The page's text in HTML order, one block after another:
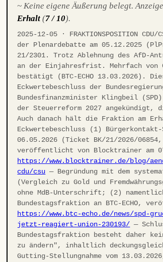
~ Keine eigene Äußerung belegt.
Erhalt (7 / 10).
2025-12-05 · FRAKTIONSPOSITION
der Plenardebatte am 05.12.2025
21/2301. Trotz Ablehnung des AfD-
an der Einjahresfrist. Mehrfach von
bestätigt (BTC-ECHO 13.03.2026).
Eckwertebeschluss der
Bundesfinanzminister Klingbeil
der Steuerreform 2027 angekündigt,
Auch danach hält die Fraktion am
Eckwertebeschluss (1) Bürgerkontakt-
06.05.2026 (Ticket BK/21/2026/
veröffentlicht von Blocktrainer am
https://www.blocktrainer.de/blog/
cdu/csu — Begründung mit dem
(Vergleich zu Gold und
ohne MdB-Unterschrift; (2)
Bundestagsfraktion an BTC-ECHO,
https://www.btc-echo.de/news/spd-
jetzt-reagiert-union-230193/ —
Bundestagsfraktion besteht daher
zu ändern", inhaltlich
Gutting-Stellungnahme vom